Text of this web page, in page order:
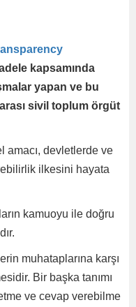
kapsamında
yapan ve bu
sivil toplum örgüt
amacı, devletlerde ve
ilkesini hayata
kamuoyu ile doğru
muhataplarına karşı
Bir başka tanımı
ve cevap verebilme